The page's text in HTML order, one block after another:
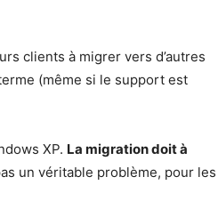
clients à migrer vers d’autres
(même si le support est
XP. La migration doit à
un véritable problème, pour les